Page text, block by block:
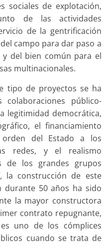
sociales de explotación,
de las actividades
de la gentrificación
campo para dar paso a
del bien común para el
multinacionales.
tipo de proyectos se ha
público-
legitimidad democrática,
el financiamiento
del Estado a los
redes, y el realismo
de los grandes grupos
la construcción de este
durante 50 años ha sido
la mayor constructora
contrato repugnante,
uno de los cómplices
cuando se trata de